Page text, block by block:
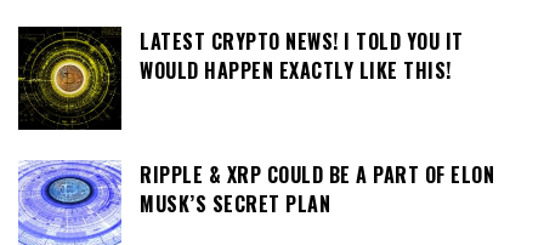
LATEST CRYPTO NEWS! I TOLD YOU IT
WOULD HAPPEN EXACTLY LIKE THIS!
RIPPLE & XRP COULD BE A PART OF ELON
MUSK’S SECRET PLAN